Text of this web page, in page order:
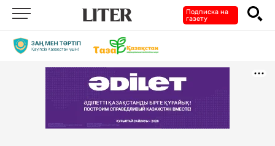
Подписка на
газету